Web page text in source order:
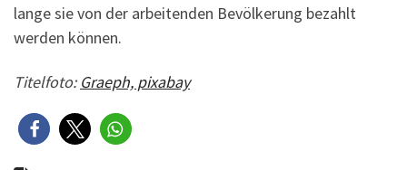
lange sie von der arbeitenden Bevölkerung bezahlt
werden können.
Titelfoto:Graeph, pixabay